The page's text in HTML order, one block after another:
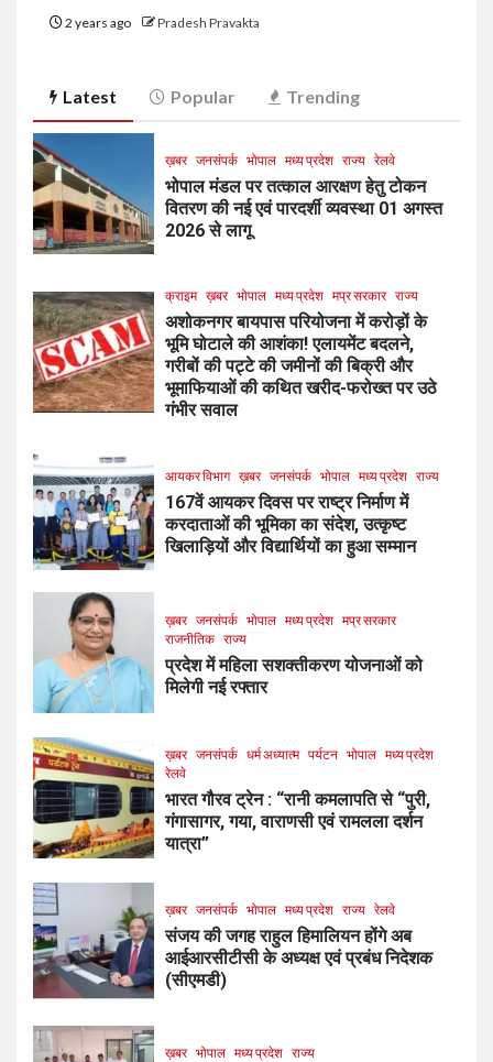
2 years ago Pradesh Pravakta
Latest Popular Trending
ख़बर जनसंपर्क भोपाल मध्य प्रदेश राज्य रेलवे
भोपाल मंडल पर तत्काल आरक्षण हेतु टोकन
वितरण की नई एवं पारदर्शी व्यवस्था 01 अगस्त
2026 से लागू
क्राइम ख़बर भोपाल मध्य प्रदेश मप्र सरकार राज्य
अशोकनगर बायपास परियोजना में करोड़ों के
भूमि घोटाले की आशंका! एलायमेंट बदलने,
गरीबों की पट्टे की जमीनों की बिक्री और
भूमाफियाओं की कथित खरीद-फरोख्त पर उठे
गंभीर सवाल
आयकर विभाग ख़बर जनसंपर्क भोपाल मध्य प्रदेश राज्य
167वें आयकर दिवस पर राष्ट्र निर्माण में
करदाताओं की भूमिका का संदेश, उत्कृष्ट
खिलाड़ियों और विद्यार्थियों का हुआ सम्मान
ख़बर जनसंपर्क भोपाल मध्य प्रदेश मप्र सरकार
राजनीतिक राज्य
प्रदेश में महिला सशक्तीकरण योजनाओं को
मिलेगी नई रफ्तार
ख़बर जनसंपर्क धर्म अध्यात्म पर्यटन भोपाल मध्य प्रदेश
रेलवे
भारत गौरव ट्रेन : “रानी कमलापति से “पुरी,
गंगासागर, गया, वाराणसी एवं रामलला दर्शन
यात्रा”
ख़बर जनसंपर्क भोपाल मध्य प्रदेश राज्य रेलवे
संजय की जगह राहुल हिमालियन होंगे अब
आईआरसीटीसी के अध्यक्ष एवं प्रबंध निदेशक
(सीएमडी)
ख़बर भोपाल मध्य प्रदेश राज्य